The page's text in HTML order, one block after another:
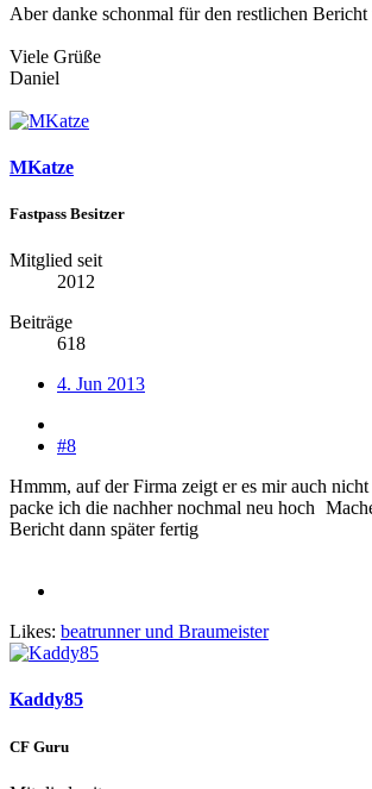
Aber danke schonmal für den restlichen
Viele Grüße
Daniel
MKatze
Fastpass Besitzer
Mitglied seit
2012
Beiträge
618
4. Jun 2013
#8
Hmmm, auf der Firma zeigt er es mir auch
packe ich die nachher nochmal neu hoch
Bericht dann später fertig
Likes: beatrunnerund Braumeister
Kaddy85
CF Guru